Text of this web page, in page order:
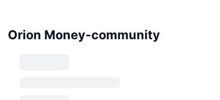
Orion Money-community